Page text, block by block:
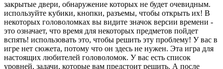
закрытые двери, обнаружение которых не будет очевидным.
используйте кубики, кнопки, разъемы, чтобы открыть их! В
некоторых головоломках вы видите значок версии времени -
это означает, что время для некоторых предметов пойдет
вспять! использовать это, чтобы решить эту проблему! У вас в
игре нет сюжета, потому что он здесь не нужен. Эта игра для
настоящих любителей головоломок. У вас есть список
уровней, задачи, которые вам предстоит решить. А после